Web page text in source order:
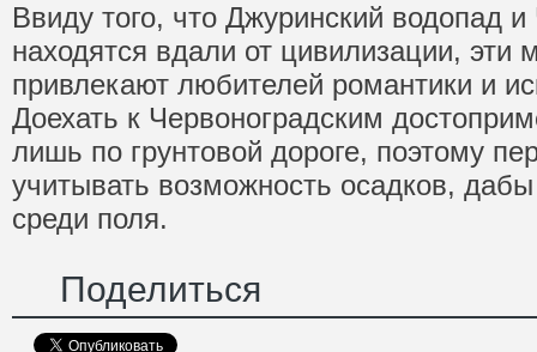
Ввиду того, что Джуринский водопад
находятся вдали от цивилизации, эти
привлекают любителей романтики и
Доехать к Червоноградским
лишь по грунтовой дороге, поэтому
учитывать возможность осадков,
среди поля.
Поделиться